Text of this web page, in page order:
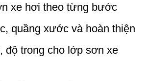
xe hơi theo từng bước
quầng xước và hoàn thiện
độ trong cho lớp sơn xe